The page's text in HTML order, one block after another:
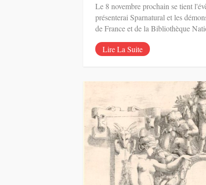
Le 8 novembre prochain se tient
présenterai Sparnatural et les
de France et de la Bibliothèque
Lire La Suite